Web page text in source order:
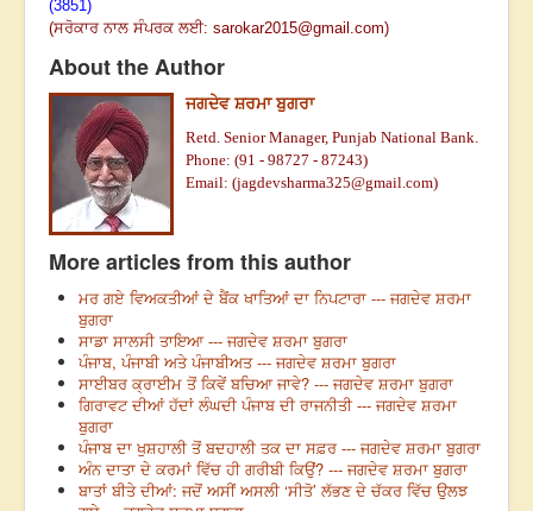
(3851)
(ਸਰੋਕਾਰ ਨਾਲ ਸੰਪਰਕ ਲਈ: sarokar2015@gmail.com)
About the Author
ਜਗਦੇਵ ਸ਼ਰਮਾ ਬੁਗਰਾ
Retd. Senior Manager, Punjab National Bank.
Phone: (91 - 98727 - 87243)
Email: (jagdevsharma325@gmail.com)
More articles from this author
ਮਰ ਗਏ ਵਿਅਕਤੀਆਂ ਦੇ ਬੈਂਕ ਖਾਤਿਆਂ ਦਾ ਨਿਪਟਾਰਾ --- ਜਗਦੇਵ ਸ਼ਰਮਾ
ਬੁਗਰਾ
ਸਾਡਾ ਸਾਲਸੀ ਤਾਇਆ --- ਜਗਦੇਵ ਸ਼ਰਮਾ ਬੁਗਰਾ
ਪੰਜਾਬ, ਪੰਜਾਬੀ ਅਤੇ ਪੰਜਾਬੀਅਤ --- ਜਗਦੇਵ ਸ਼ਰਮਾ ਬੁਗਰਾ
ਸਾਈਬਰ ਕ੍ਰਾਈਮ ਤੋਂ ਕਿਵੇਂ ਬਚਿਆ ਜਾਵੇ? --- ਜਗਦੇਵ ਸ਼ਰਮਾ ਬੁਗਰਾ
ਗਿਰਾਵਟ ਦੀਆਂ ਹੱਦਾਂ ਲੰਘਦੀ ਪੰਜਾਬ ਦੀ ਰਾਜਨੀਤੀ --- ਜਗਦੇਵ ਸ਼ਰਮਾ
ਬੁਗਰਾ
ਪੰਜਾਬ ਦਾ ਖੁਸ਼ਹਾਲੀ ਤੋਂ ਬਦਹਾਲੀ ਤਕ ਦਾ ਸਫ਼ਰ --- ਜਗਦੇਵ ਸ਼ਰਮਾ ਬੁਗਰਾ
ਅੰਨ ਦਾਤਾ ਦੇ ਕਰਮਾਂ ਵਿੱਚ ਹੀ ਗਰੀਬੀ ਕਿਉਂ? --- ਜਗਦੇਵ ਸ਼ਰਮਾ ਬੁਗਰਾ
ਬਾਤਾਂ ਬੀਤੇ ਦੀਆਂ: ਜਦੋਂ ਅਸੀਂ ਅਸਲੀ ‘ਸੀਤੋ’ ਲੱਭਣ ਦੇ ਚੱਕਰ ਵਿੱਚ ਉਲਝ